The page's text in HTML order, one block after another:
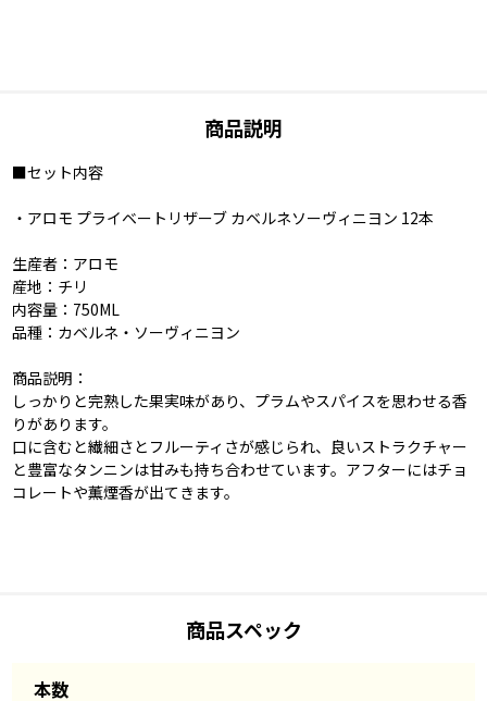
商品説明
■セット内容
・アロモ プライベートリザーブ カベルネソーヴィニヨン 12本
生産者：アロモ
産地：チリ
内容量：750ML
品種：カベルネ・ソーヴィニヨン
商品説明：
しっかりと完熟した果実味があり、プラムやスパイスを思わせる香
りがあります。
口に含むと繊細さとフルーティさが感じられ、良いストラクチャー
と豊富なタンニンは甘みも持ち合わせています。アフターにはチョ
コレートや薫煙香が出てきます。
商品スペック
本数